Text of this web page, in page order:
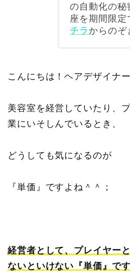
の自動化の秘
座を期間限定
チラ からのぞ
こんにちは！ヘアデザイナ
美容室を経営していたり、
業にいそしんでいるとき、
どうしても気になるのが
『単価』ですよね＾＾；
経営者として、プレイヤー
ないといけない『単価』です